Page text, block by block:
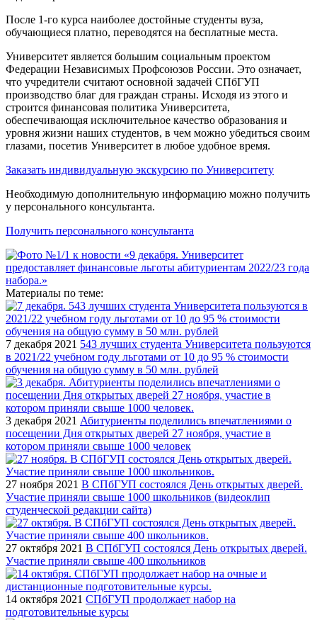
После 1-го курса наиболее достойные студенты вуза,
обучающиеся платно, переводятся на бесплатные места.
Университет является большим социальным проектом
Федерации Независимых Профсоюзов России. Это означает,
что учредители считают основной задачей СПбГУП
производство благ для граждан страны. Исходя из этого и
строится финансовая политика Университета,
обеспечивающая исключительное качество образования и
уровня жизни наших студентов, в чем можно убедиться своим
глазами, посетив Университет в любое удобное время.
Заказать индивидуальную экскурсию по Университету
Необходимую дополнительную информацию можно получить
у персонального консультанта.
Получить персонального консультанта
Материалы по теме:
7 декабря 2021 543 лучших студента Университета пользуются
в 2021/22 учебном году льготами от 10 до 95 % стоимости
обучения на общую сумму в 50 млн. рублей
3 декабря 2021 Абитуриенты поделились впечатлениями о
посещении Дня открытых дверей 27 ноября, участие в
котором приняли свыше 1000 человек
27 ноября 2021 В СПбГУП состоялся День открытых дверей.
Участие приняли свыше 1000 школьников (видеоклип
студенческой редакции сайта)
27 октября 2021 В СПбГУП состоялся День открытых дверей.
Участие приняли свыше 400 школьников
14 октября 2021 СПбГУП продолжает набор на
подготовительные курсы